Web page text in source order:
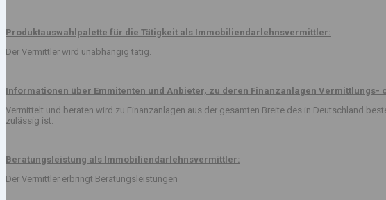
Produktauswahlpalette für die Tätigkeit als Immobiliendarlehnsvermittler:
Der Vermittler wird unabhängig tätig.
Informationen über Emmitenten und Anbieter, zu deren Finanzanlagen Vermittlungs-
Vermittelt und beraten wird zu Finanzanlagen aus der gesamten Breite des in Deutschland
zulässig ist.
Beratungsleistung als Immobiliendarlehnsvermittler:
Der Vermittler erbringt Beratungsleistungen